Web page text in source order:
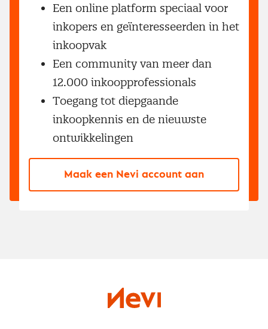
Een online platform speciaal voor
inkopers en geïnteresseerden in het
inkoopvak
Een community van meer dan
12.000 inkoopprofessionals
Toegang tot diepgaande
inkoopkennis en de nieuwste
ontwikkelingen
Maak een Nevi account aan